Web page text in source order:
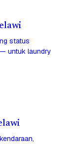
status
untuk laundry